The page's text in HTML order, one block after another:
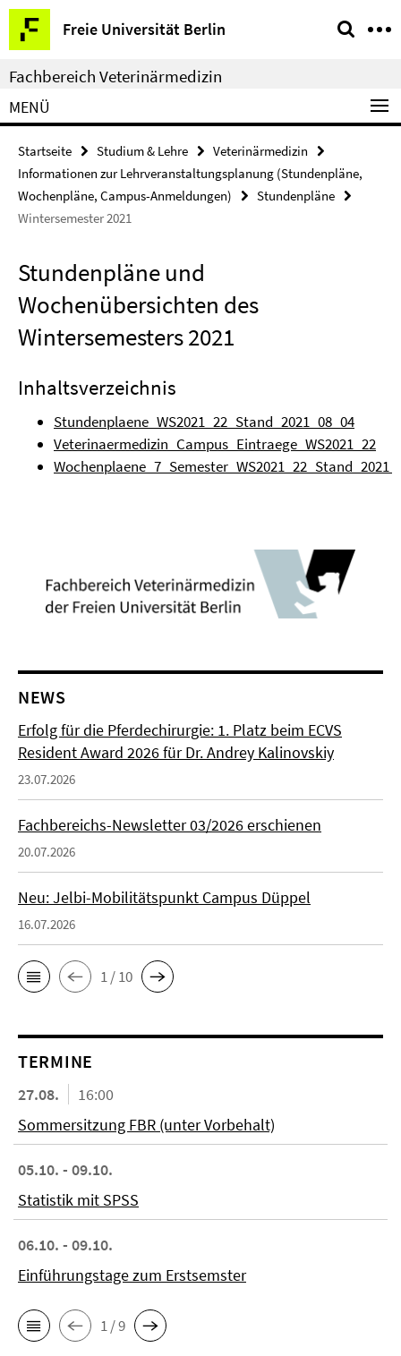
Springe
direkt
zu
Inhalt
Freie Universität Berlin
Service-
Navigation
Fachbereich Veterinärmedizin
MENÜ
Startseite Studium & Lehre
Veterinärmedizin
Informationen zur Lehrveranstaltungsplanung (Stundenpläne,
Wochenpläne, Campus-Anmeldungen)
Stundenpläne
Wintersemester 2021
Stundenpläne und
Wochenübersichten des
Wintersemesters 2021
Inhaltsverzeichnis
Stundenplaene_WS2021_22_Stand_2021_08_04
Veterinaermedizin_Campus_Eintraege_WS2021_22
NEWS
Erfolg für die Pferdechirurgie: 1. Platz beim ECVS
Resident Award 2026 für Dr. Andrey Kalinovskiy
23.07.2026
Fachbereichs-Newsletter 03/2026 erschienen
20.07.2026
Neu: Jelbi-Mobilitätspunkt Campus Düppel
16.07.2026
1 / 10
TERMINE
27.08.
16:00
Sommersitzung FBR (unter Vorbehalt)
05.10. - 09.10.
Statistik mit SPSS
06.10. - 09.10.
Einführungstage zum Erstsemster
1 / 9